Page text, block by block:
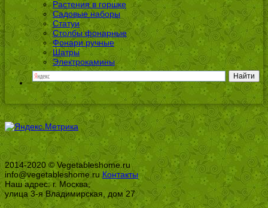
Растения в горшке
Садовые наборы
Статуи
Столбы фонарные
Фонари ручные
Шатры
Электрокамины
2014-2020 © Vegetableshome.ru
info@vegetableshome.ruКонтакты
Наш адрес: г. Москва,
улица 3-я Владимирская, дом 27